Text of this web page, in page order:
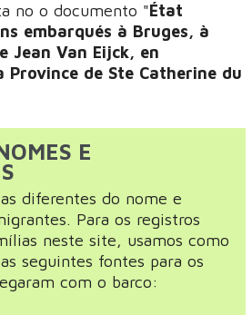
no o documento "État
embarqués à Bruges, à
Jean Van Eijck, en
de Ste Catherine du
E
diferentes do nome e
Para os registros
neste site, usamos como
seguintes fontes para os
com o barco: